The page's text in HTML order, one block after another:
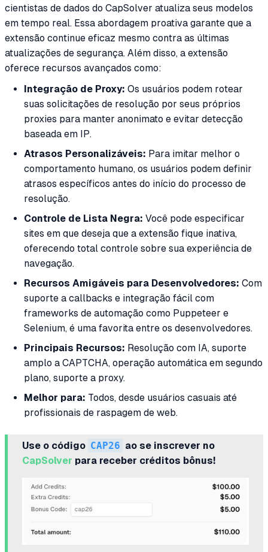
cientistas de dados do CapSolver atualiza seus modelos
em tempo real. Essa abordagem proativa garante que a
extensão continue eficaz mesmo contra as últimas
atualizações de segurança. Além disso, a extensão
oferece recursos avançados como:
Integração de Proxy: Os usuários podem rotear
suas solicitações de resolução por seus próprios
proxies para manter anonimato e evitar detecção
baseada em IP.
Atrasos Personalizáveis: Para imitar melhor o
comportamento humano, os usuários podem definir
atrasos específicos antes do início do processo de
resolução.
Controle de Lista Negra: Você pode especificar
sites em que deseja que a extensão fique inativa,
oferecendo total controle sobre sua experiência de
navegação.
Recursos Amigáveis para Desenvolvedores: Com
suporte a callbacks e integração fácil com
frameworks de automação como Puppeteer e
Selenium, é uma favorita entre os desenvolvedores.
Principais Recursos: Resolução com IA, suporte
amplo a CAPTCHA, operação automática em segundo
plano, suporte a proxy.
Melhor para: Todos, desde usuários casuais até
profissionais de raspagem de web.
Use o código CAP26 ao se inscrever no
CapSolver para receber créditos bônus!